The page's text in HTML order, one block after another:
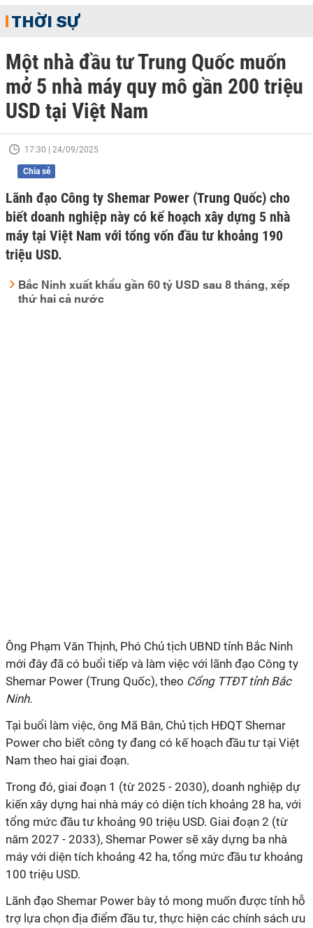
THỜI SỰ
Một nhà đầu tư Trung Quốc muốn
mở 5 nhà máy quy mô gần 200 triệu
USD tại Việt Nam
17:30 | 24/09/2025
Chia sẻ
Lãnh đạo Công ty Shemar Power (Trung Quốc) cho
biết doanh nghiệp này có kế hoạch xây dựng 5 nhà
máy tại Việt Nam với tổng vốn đầu tư khoảng 190
triệu USD.
Bắc Ninh xuất khẩu gần 60 tỷ USD sau 8 tháng, xếp
thứ hai cả nước
Ông Phạm Văn Thịnh, Phó Chủ tịch UBND tỉnh Bắc Ninh
mới đây đã có buổi tiếp và làm việc với lãnh đạo Công ty
Shemar Power (Trung Quốc), theo Cổng TTĐT tỉnh Bắc
Ninh.
Tại buổi làm việc, ông Mã Bân, Chủ tịch HĐQT Shemar
Power cho biết công ty đang có kế hoạch đầu tư tại Việt
Nam theo hai giai đoạn.
Trong đó, giai đoạn 1 (từ 2025 - 2030), doanh nghiệp dự
kiến xây dựng hai nhà máy có diện tích khoảng 28 ha, với
tổng mức đầu tư khoảng 90 triệu USD. Giai đoạn 2 (từ
năm 2027 - 2033), Shemar Power sẽ xây dựng ba nhà
máy với diện tích khoảng 42 ha, tổng mức đầu tư khoảng
100 triệu USD.
Lãnh đạo Shemar Power bày tỏ mong muốn được tỉnh hỗ
trợ lựa chọn địa điểm đầu tư, thực hiện các chính sách ưu